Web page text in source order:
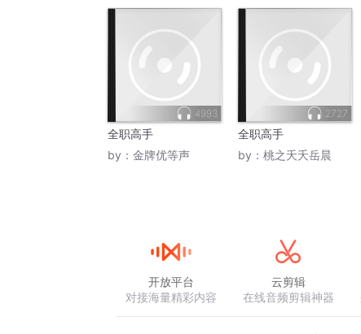
4993
全职高手
by： 金牌优等声
2727
全职高手
by： 桃之夭夭岳晨
开放平台
对接海量精彩内容
云剪辑
在线音频剪辑神器